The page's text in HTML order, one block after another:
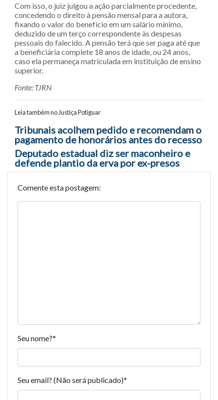
Com isso, o juiz julgou a ação parcialmente procedente,
concedendo o direito à pensão mensal para a autora,
fixando o valor do benefício em um salário mínimo,
deduzido de um terço correspondente às despesas
pessoais do falecido. A pensão terá que ser paga até que
a beneficiária complete 18 anos de idade, ou 24 anos,
caso ela permaneça matriculada em instituição de ensino
superior.
Fonte: TJRN
Leia também no Justiça Potiguar
Navegação entre posts
Tribunais acolhem pedido e recomendam o
pagamento de honorários antes do recesso
Deputado estadual diz ser maconheiro e
defende plantio da erva por ex-presos
Comente esta postagem:
Seu nome?*
Seu email? (Não será publicado)*